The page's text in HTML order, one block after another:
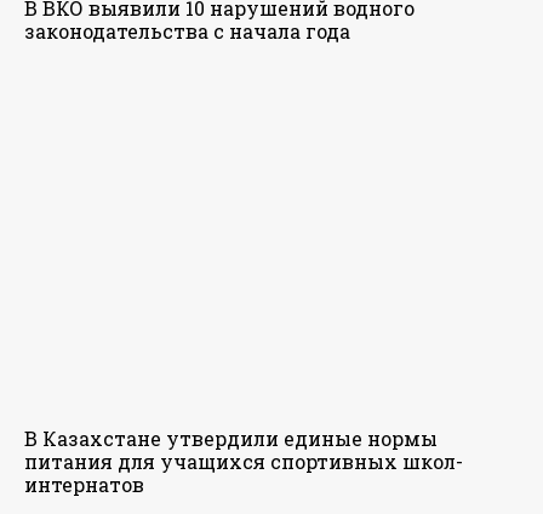
В ВКО выявили 10 нарушений водного
законодательства с начала года
В Казахстане утвердили единые нормы
питания для учащихся спортивных школ-
интернатов